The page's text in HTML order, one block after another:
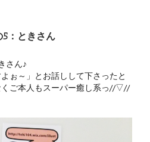
：ときさん
さん♪
ぉ～」とお話しして下さったと
くご本人もスーパー癒し系っ//▽//